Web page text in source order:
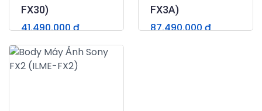
FX30)
41.490.000 đ
(0)
FX3A)
87.490.000 đ